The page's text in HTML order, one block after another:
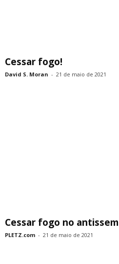
Cessar fogo!
David S. Moran - 21 de maio de 2021
Cessar fogo no
PLETZ.com - 21 de maio de 2021